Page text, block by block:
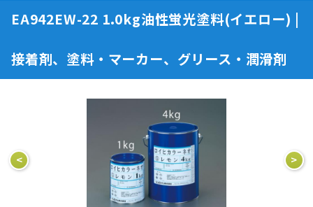
EA942EW-22 1.0kg油性蛍光塗料(イエロー) |
接着剤、塗料・マーカー、グリース・潤滑剤
< >